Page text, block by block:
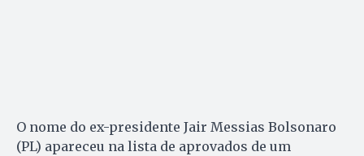
O nome do ex-presidente Jair Messias Bolsonaro
(PL) apareceu na lista de aprovados de um